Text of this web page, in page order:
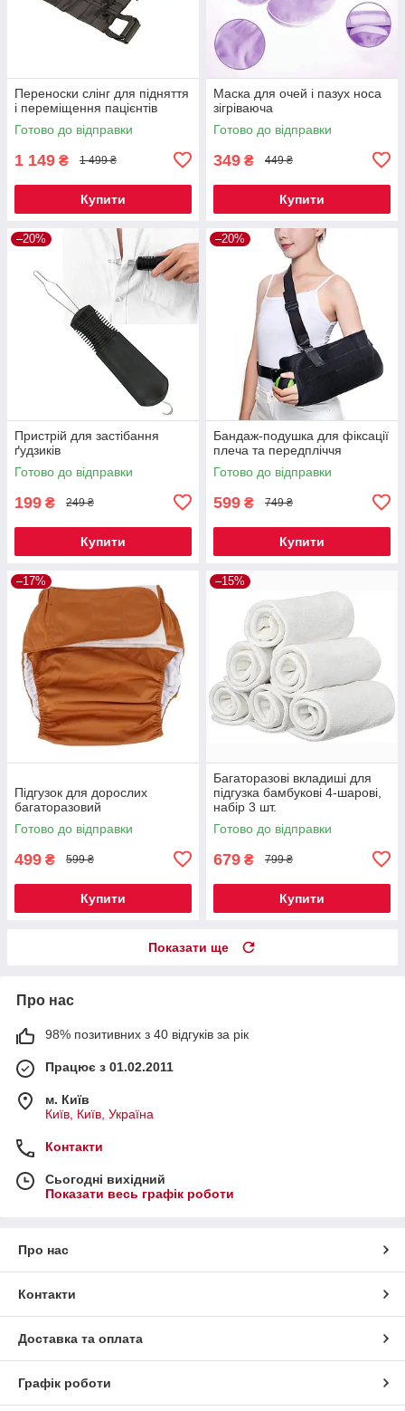
Переноски слінг для підняття
і переміщення пацієнтів
Готово до відправки
1 149 ₴ 1 499 ₴
Купити
Маска для очей і пазух носа
зігріваюча
Готово до відправки
349 ₴ 449 ₴
Купити
–20%
Пристрій для застібання
ґудзиків
Готово до відправки
199 ₴ 249 ₴
Купити
–20%
Бандаж-подушка для фіксації
плеча та передпліччя
Готово до відправки
599 ₴ 749 ₴
Купити
–17%
Підгузок для дорослих
багаторазовий
Готово до відправки
499 ₴ 599 ₴
Купити
–15%
Багаторазові вкладиші для
підгузка бамбукові 4-шарові,
набір 3 шт.
Готово до відправки
679 ₴ 799 ₴
Купити
Показати ще
Про нас
98% позитивних з 40 відгуків за рік
Працює з 01.02.2011
м. Київ
Київ, Київ, Україна
Контакти
Сьогодні вихідний
Показати весь графік роботи
Про нас
Контакти
Доставка та оплата
Графік роботи